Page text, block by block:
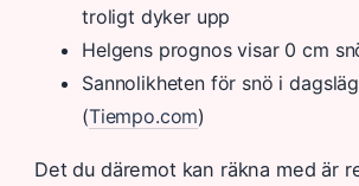
troligt dyker upp
Helgens prognos visar 0 cm
Sannolikheten för snö i
(Tiempo.com)
Det du däremot kan räkna med är